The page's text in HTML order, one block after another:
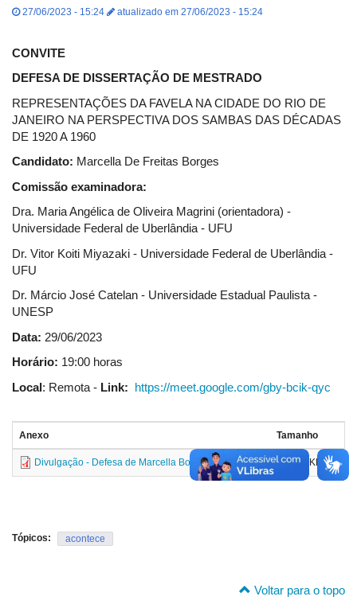
27/06/2023 - 15:24
atualizado em 27/06/2023 - 15:24
CONVITE
DEFESA DE DISSERTAÇÃO DE MESTRADO
REPRESENTAÇÕES DA FAVELA NA CIDADE DO RIO DE
JANEIRO NA PERSPECTIVA DOS SAMBAS DAS DÉCADAS
DE 1920 A 1960
Candidato: Marcella De Freitas Borges
Comissão examinadora:
Dra. Maria Angélica de Oliveira Magrini (orientadora) -
Universidade Federal de Uberlândia - UFU
Dr. Vitor Koiti Miyazaki - Universidade Federal de Uberlândia -
UFU
Dr. Márcio José Catelan - Universidade Estadual Paulista -
UNESP
Data: 29/06/2023
Horário: 19:00 horas
Local: Remota - Link: https://meet.google.com/gby-bcik-qyc
Anexo Tamanho
Divulgação - Defesa de Marcella Borges 358.95 KB
Tópicos: acontece
Voltar para o topo